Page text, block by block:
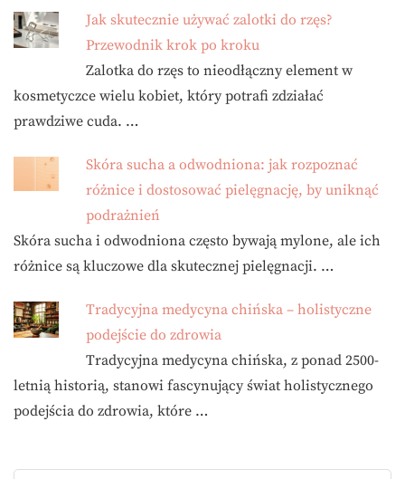
Jak skutecznie używać zalotki do rzęs?
Przewodnik krok po kroku
Zalotka do rzęs to nieodłączny element w
kosmetyczce wielu kobiet, który potrafi zdziałać
prawdziwe cuda. …
Skóra sucha a odwodniona: jak rozpoznać
różnice i dostosować pielęgnację, by uniknąć
podrażnień
Skóra sucha i odwodniona często bywają mylone, ale ich
różnice są kluczowe dla skutecznej pielęgnacji. …
Tradycyjna medycyna chińska – holistyczne
podejście do zdrowia
Tradycyjna medycyna chińska, z ponad 2500-
letnią historią, stanowi fascynujący świat holistycznego
podejścia do zdrowia, które …